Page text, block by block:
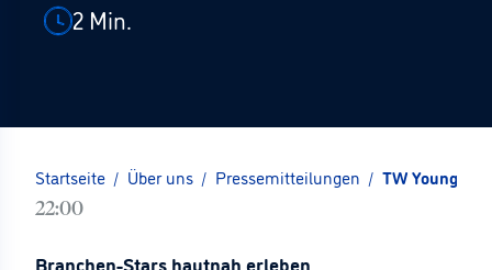
2 Min.
Startseite / Über uns / Pressemitteilungen / TW Young
22:00
Branchen-Stars hautnah erleben